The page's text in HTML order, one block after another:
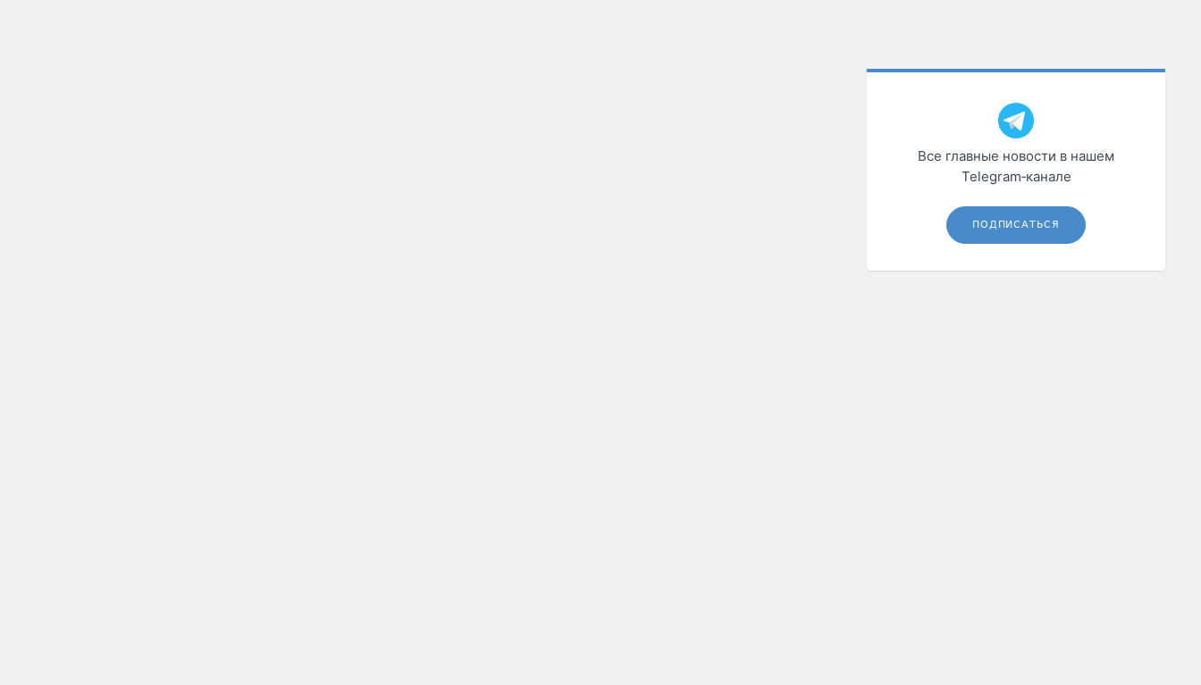
Все главные новости в нашем
Telegram‑канале
ПОДПИСАТЬСЯ